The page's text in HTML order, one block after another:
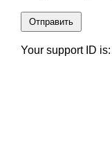
Отправить
Your support ID